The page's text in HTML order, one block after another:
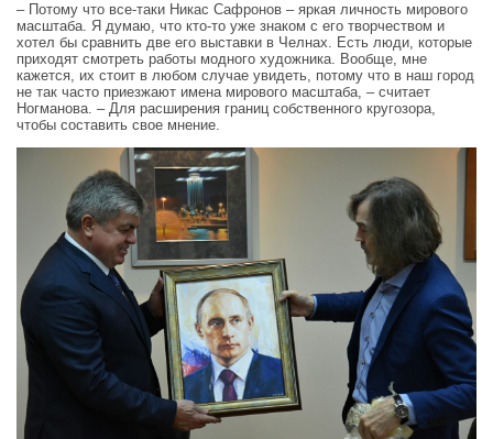
– Потому что все-таки Никас Сафронов – яркая личность мирового
масштаба. Я думаю, что кто-то уже знаком с его творчеством и
хотел бы сравнить две его выставки в Челнах. Есть люди, которые
приходят смотреть работы модного художника. Вообще, мне
кажется, их стоит в любом случае увидеть, потому что в наш город
не так часто приезжают имена мирового масштаба, – считает
Ногманова. – Для расширения границ собственного кругозора,
чтобы составить свое мнение.